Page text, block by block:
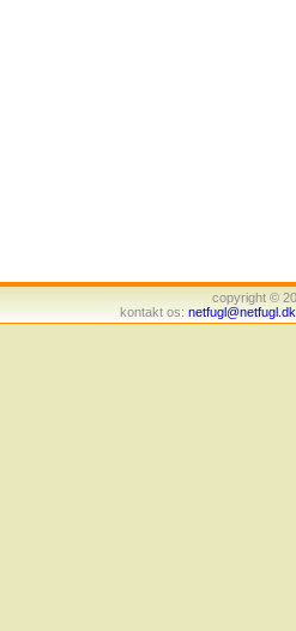
copyright ©
kontakt os: netfugl@netfugl.dk